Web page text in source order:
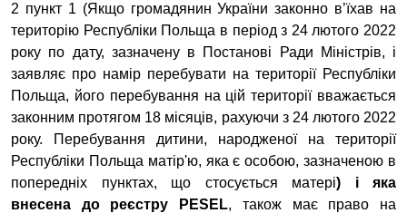
2 пункт 1 (Якщо громадянин України законно в’їхав на
територію Республіки Польща в період з 24 лютого 2022
року по дату, зазначену в Постанові Ради Міністрів, і
заявляє про намір перебувати на території Республіки
Польща, його перебування на цій території вважається
законним протягом 18 місяців, рахуючи з 24 лютого 2022
року. Перебування дитини, народженої на території
Республіки Польща матір'ю, яка є особою, зазначеною в
попередніх пунктах, що стосується матері) і яка
внесена до реєстру
PESEL, також має право на